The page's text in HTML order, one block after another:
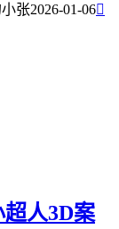
张2026-01-06
人3D案